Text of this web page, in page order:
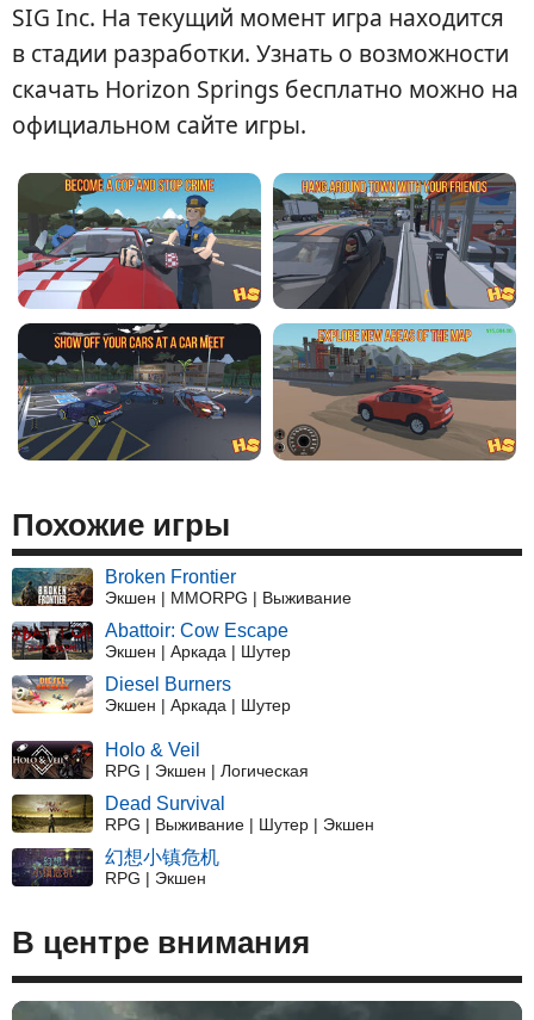
SIG Inc. На текущий момент игра находится
в стадии разработки. Узнать о возможности
скачать Horizon Springs бесплатно можно на
официальном сайте игры.
Похожие игры
Broken Frontier
Экшен | MMORPG | Выживание
Abattoir: Cow Escape
Экшен | Аркада | Шутер
Diesel Burners
Экшен | Аркада | Шутер
Holo & Veil
RPG | Экшен | Логическая
Dead Survival
RPG | Выживание | Шутер | Экшен
幻想小镇危机
RPG | Экшен
В центре внимания